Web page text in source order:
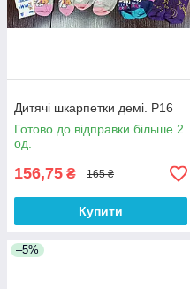
Дитячі шкарпетки демі. Р16
Готово до відправки більше 2
од.
156,75 ₴ 165 ₴
Купити
–5%